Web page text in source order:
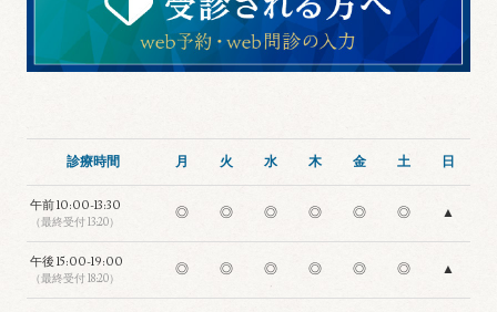
診療時間 月 火 水 木 金 土 日
午前10:00-13:30
（最終受付 13:20）
◎ ◎ ◎ ◎ ◎ ◎ ▲
午後15:00-19:00
（最終受付 18:20）
◎ ◎ ◎ ◎ ◎ ◎ ▲